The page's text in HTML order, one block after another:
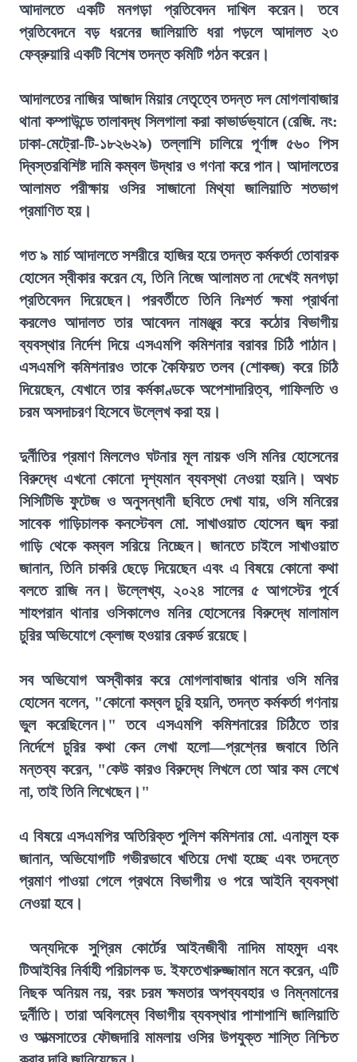
আদালতে একটি মনগড়া প্রতিবেদন দাখিল করেন। তবে
প্রতিবেদনে বড় ধরনের জালিয়াতি ধরা পড়লে আদালত ২৩
ফেব্রুয়ারি একটি বিশেষ তদন্ত কমিটি গঠন করেন।
আদালতের নাজির আজাদ মিয়ার নেতৃত্বে তদন্ত দল মোগলাবাজার
থানা কম্পাউন্ডে তালাবদ্ধ সিলগালা করা কাভার্ডভ্যানে (রেজি. নং:
ঢাকা-মেট্রো-টি-১৮২৬২৯) তল্লাশি চালিয়ে পূর্ণাঙ্গ ৫৬০ পিস
দ্বিস্তরবিশিষ্ট দামি কম্বল উদ্ধার ও গণনা করে পান। আদালতের
আলামত পরীক্ষায় ওসির সাজানো মিথ্যা জালিয়াতি শতভাগ
প্রমাণিত হয়।
গত ৯ মার্চ আদালতে সশরীরে হাজির হয়ে তদন্ত কর্মকর্তা তোবারক
হোসেন স্বীকার করেন যে, তিনি নিজে আলামত না দেখেই মনগড়া
প্রতিবেদন দিয়েছেন। পরবর্তীতে তিনি নিঃশর্ত ক্ষমা প্রার্থনা
করলেও আদালত তার আবেদন নামঞ্জুর করে কঠোর বিভাগীয়
ব্যবস্থার নির্দেশ দিয়ে এসএমপি কমিশনার বরাবর চিঠি পাঠান।
এসএমপি কমিশনারও তাকে কৈফিয়ত তলব (শোকজ) করে চিঠি
দিয়েছেন, যেখানে তার কর্মকাণ্ডকে অপেশাদারিত্ব, গাফিলতি ও
চরম অসদাচরণ হিসেবে উল্লেখ করা হয়।
দুর্নীতির প্রমাণ মিললেও ঘটনার মূল নায়ক ওসি মনির হোসেনের
বিরুদ্ধে এখনো কোনো দৃশ্যমান ব্যবস্থা নেওয়া হয়নি। অথচ
সিসিটিভি ফুটেজ ও অনুসন্ধানী ছবিতে দেখা যায়, ওসি মনিরের
সাবেক গাড়িচালক কনস্টেবল মো. সাখাওয়াত হোসেন জব্দ করা
গাড়ি থেকে কম্বল সরিয়ে নিচ্ছেন। জানতে চাইলে সাখাওয়াত
জানান, তিনি চাকরি ছেড়ে দিয়েছেন এবং এ বিষয়ে কোনো কথা
বলতে রাজি নন। উল্লেখ্য, ২০২৪ সালের ৫ আগস্টের পূর্বে
শাহপরান থানার ওসিকালেও মনির হোসেনের বিরুদ্ধে মালামাল
চুরির অভিযোগে ক্লোজ হওয়ার রেকর্ড রয়েছে।
সব অভিযোগ অস্বীকার করে মোগলাবাজার থানার ওসি মনির
হোসেন বলেন, "কোনো কম্বল চুরি হয়নি, তদন্ত কর্মকর্তা গণনায়
ভুল করেছিলেন।" তবে এসএমপি কমিশনারের চিঠিতে তার
নির্দেশে চুরির কথা কেন লেখা হলো—প্রশ্নের জবাবে তিনি
মন্তব্য করেন, "কেউ কারও বিরুদ্ধে লিখলে তো আর কম লেখে
না, তাই তিনি লিখেছেন।"
এ বিষয়ে এসএমপির অতিরিক্ত পুলিশ কমিশনার মো. এনামুল হক
জানান, অভিযোগটি গভীরভাবে খতিয়ে দেখা হচ্ছে এবং তদন্তে
প্রমাণ পাওয়া গেলে প্রথমে বিভাগীয় ও পরে আইনি ব্যবস্থা
নেওয়া হবে।
অন্যদিকে সুপ্রিম কোর্টের আইনজীবী নাদিম মাহমুদ এবং
টিআইবির নির্বাহী পরিচালক ড. ইফতেখারুজ্জামান মনে করেন, এটি
নিছক অনিয়ম নয়, বরং চরম ক্ষমতার অপব্যবহার ও নিম্নমানের
দুর্নীতি। তারা অবিলম্বে বিভাগীয় ব্যবস্থার পাশাপাশি জালিয়াতি
ও আত্মসাতের ফৌজদারি মামলায় ওসির উপযুক্ত শাস্তি নিশ্চিত